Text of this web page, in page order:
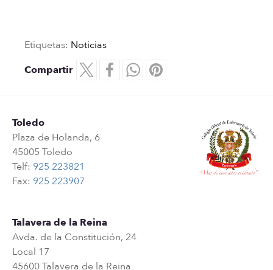
Etiquetas: Noticias
Compartir
Toledo
Plaza de Holanda, 6
45005 Toledo
Telf: 925 223821
Fax: 925 223907
Talavera de la Reina
Avda. de la Constitución, 24
Local 17
45600 Talavera de la Reina